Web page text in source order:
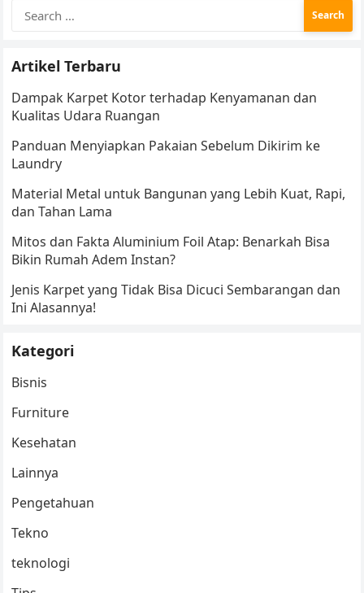
for:
Artikel Terbaru
Dampak Karpet Kotor terhadap Kenyamanan dan
Kualitas Udara Ruangan
Panduan Menyiapkan Pakaian Sebelum Dikirim ke
Laundry
Material Metal untuk Bangunan yang Lebih Kuat, Rapi,
dan Tahan Lama
Mitos dan Fakta Aluminium Foil Atap: Benarkah Bisa
Bikin Rumah Adem Instan?
Jenis Karpet yang Tidak Bisa Dicuci Sembarangan dan
Ini Alasannya!
Kategori
Bisnis
Furniture
Kesehatan
Lainnya
Pengetahuan
Tekno
teknologi